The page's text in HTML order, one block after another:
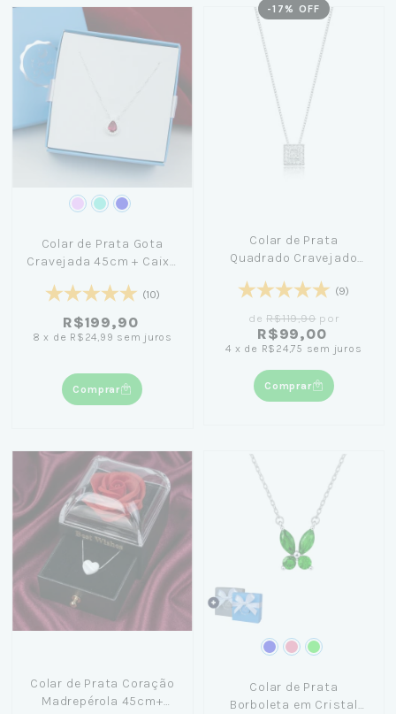
Colar de Prata Gota
Cravejada 45cm + Caixa
(10)
R$199,90
8 x de R$24,99 sem juros
Comprar
-17 % OFF
Colar de Prata
Quadrado Cravejado
(9)
deR$119,90 por
R$99,00
4 x de R$24,75 sem juros
Comprar
Colar de Prata Coração
Madrepérola 45cm+
Colar de Prata
Borboleta em Cristal